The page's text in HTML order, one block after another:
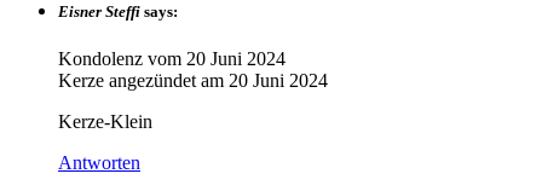
Eisner Steffi says:
Kondolenz vom 20 Juni 2024
Kerze angezündet am 20 Juni 2024
Kerze-Klein
Antworten